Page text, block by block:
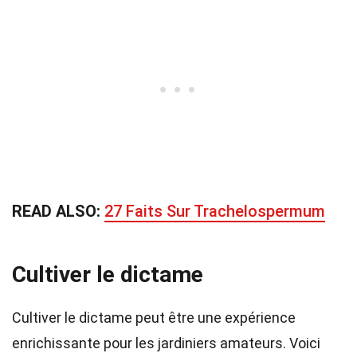
READ ALSO: 27 Faits Sur Trachelospermum
Cultiver le dictame
Cultiver le dictame peut être une expérience
enrichissante pour les jardiniers amateurs. Voici